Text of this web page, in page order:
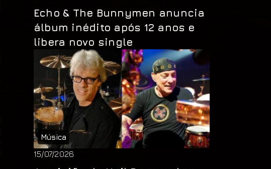
Echo & The Bunnymen anuncia
álbum inédito após 12 anos e
libera novo single
Música
15/07/2026